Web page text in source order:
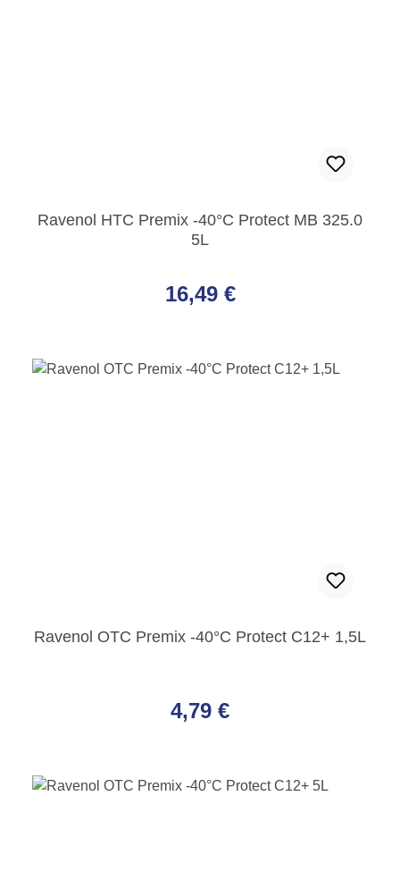
Ravenol HTC Premix -40°C Protect MB 325.0
5L
16,49 €
Ravenol OTC Premix -40°C Protect C12+ 1,5L
4,79 €